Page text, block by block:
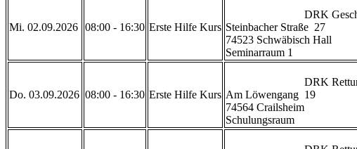
Mi. 02.09.2026 08:00 - 16:30 Erste Hilfe Kurs Steinbacher Straße  27
74523 Schwäbisch Hall
Seminarraum 1
Do. 03.09.2026 08:00 - 16:30 Erste Hilfe Kurs Am Löwengang  19
74564 Crailsheim
Schulungsraum